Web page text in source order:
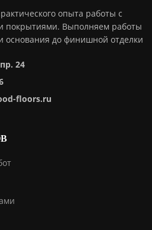
опыта работы с
покрытиями. Выполняем работы
основания до финишной отделки
24
floors.ru